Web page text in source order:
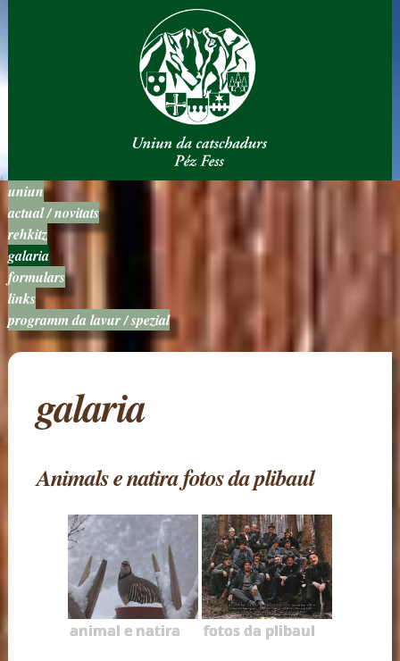
uniun
actual / novitats
rehkitz
galaria
formulars
links
programm da lavur / spezial
galaria
Animals e natira fotos da plibaul
animal e natira fotos da plibaul